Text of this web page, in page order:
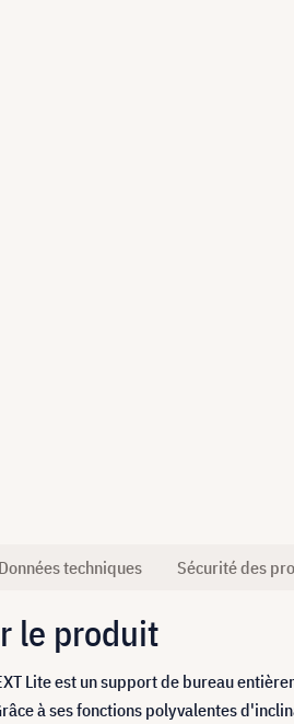
Données techniques Sécurité des
le produit
Lite est un support de bureau
à ses fonctions polyvalentes